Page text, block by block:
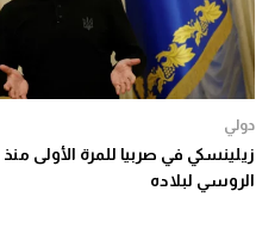
دولي
زيلينسكي في صربيا للمرة الأولى منذ
الروسي لبلاده